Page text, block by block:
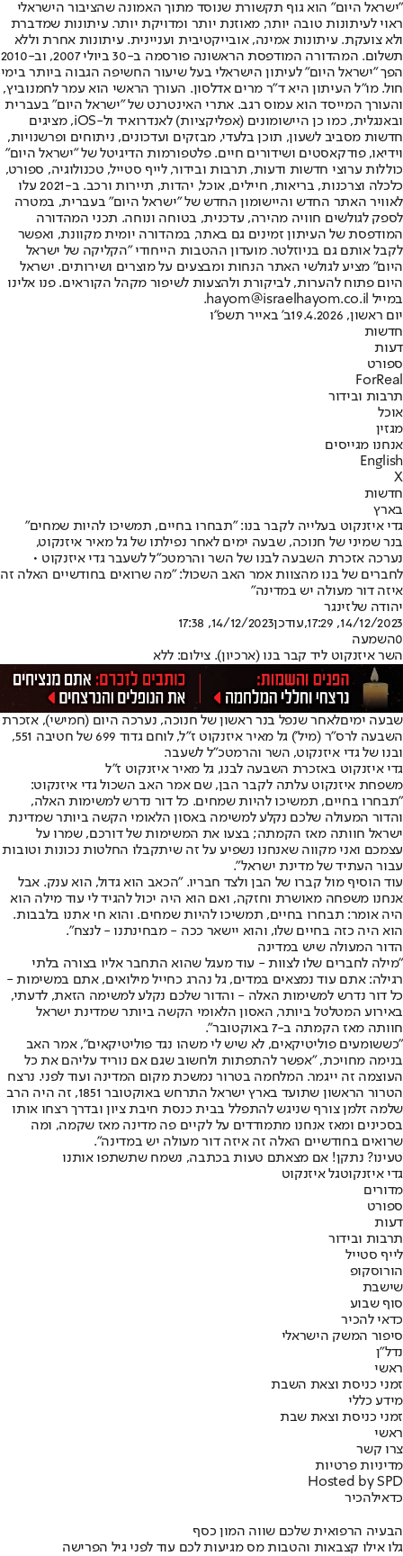
"ישראל היום" הוא גוף תקשורת שנוסד מתוך האמונה שהציבור הישראלי
ראוי לעיתונות טובה יותר, מאוזנת יותר ומדויקת יותר. עיתונות שמדברת
ולא צועקת. עיתונות אמינה, אובייקטיבית ועניינית. עיתונות אחרת וללא
תשלום. המהדורה המודפסת הראשונה פורסמה ב-30 ביולי 2007, וב-2010
הפך "ישראל היום" לעיתון הישראלי בעל שיעור החשיפה הגבוה ביותר בימי
חול. מו"ל העיתון היא ד"ר מרים אדלסון. העורך הראשי הוא עמר לחמנוביץ,
והעורך המייסד הוא עמוס רגב. אתרי האינטרנט של "ישראל היום" בעברית
ובאנגלית, כמו כן היישומונים (אפליקציות) לאנדרואיד ול-iOS, מציגים
חדשות מסביב לשעון, תוכן בלעדי, מבזקים ועדכונים, ניתוחים ופרשנויות,
וידיאו, פודקאסטים ושידורים חיים. פלטפורמות הדיגיטל של "ישראל היום"
כוללות ערוצי חדשות ודעות, תרבות ובידור, לייף סטייל, טכנולוגיה, ספורט,
כלכלה וצרכנות, בריאות, חיילים, אוכל, יהדות, תיירות ורכב. ב-2021 עלו
לאוויר האתר החדש והיישומון החדש של "ישראל היום" בעברית, במטרה
לספק לגולשים חוויה מהירה, עדכנית, בטוחה ונוחה. תכני המהדורה
המודפסת של העיתון זמינים גם באתר, במהדורה יומית מקוונת, ואפשר
לקבל אותם גם בניוזלטר. מועדון ההטבות הייחודי "הקליקה של ישראל
היום" מציע לגולשי האתר הנחות ומבצעים על מוצרים ושירותים. ישראל
היום פתוח להערות, לביקורת ולהצעות לשיפור מקהל הקוראים. פנו אלינו
במייל hayom@israelhayom.co.il.
יום ראשון, 19.4.2026
ב' באייר תשפ"ו
חדשות
דעות
ספורט
ForReal
תרבות ובידור
אוכל
מגזין
אנחנו מגייסים
English
X
חדשות
בארץ
גדי איזנקוט בעלייה לקבר בנו: "תבחרו בחיים, תמשיכו להיות שמחים"
בנר שמיני של חנוכה, שבעה ימים לאחר נפילתו של גל מאיר איזנקוט,
נערכה אזכרת השבעה לבנו של השר והרמטכ"ל לשעבר גדי איזנקוט •
לחברים של בנו מהצוות אמר האב השכול: "מה שרואים בחודשיים האלה זה
איזה דור מעולה יש במדינה"
יהודה שלזינגר
14/12/2023, 17:29
,עודכן14/12/2023, 17:38
0השמעה
השר איזנקוט ליד קבר בנו (ארכיון). צילום: ללא
שבעה ימיםלאחר שנפל בנר ראשון של חנוכה, נערכה היום (חמישי), אזכרת
השבעה לרס"ר (מיל') גל מאיר איזנקוט ז"ל, לוחם גדוד 699 של חטיבה 551,
ובנו של גדי איזנקוט, השר והרמטכ"ל לשעבר.
גדי איזנקוט באזכרת השבעה לבנו, גל מאיר איזנקוט ז״ל
משפחת איזנקוט עלתה לקבר הבן, שם אמר האב השכול גדי איזנקוט:
"תבחרו בחיים, תמשיכו להיות שמחים. כל דור נדרש למשימות האלה,
והדור המעולה שלכם נקלע למשימה באסון הלאומי הקשה ביותר שמדינת
ישראל חוותה מאז הקמתה; בצעו את המשימות של דורכם, שמרו על
עצמכם ואני מקווה שאנחנו נשפיע על זה שיתקבלו החלטות נכונות וטובות
עבור העתיד של מדינת ישראל״.
עוד הוסיף מול קברו של הבן ולצד חבריו. "הכאב הוא גדול, הוא ענק. אבל
אנחנו משפחה מאושרת וחזקה, ואם הוא היה יכול להגיד לי עוד מילה הוא
היה אומר: תבחרו בחיים, תמשיכו להיות שמחים. והוא חי אתנו בלבבות.
הוא היה כזה בחיים שלו, והוא יישאר ככה - מבחינתנו - לנצח".
הדור המעולה שיש במדינה
"מילה לחברים שלו לצוות - עוד מעגל שהוא התחבר אליו בצורה בלתי
רגילה: אתם עוד נמצאים במדים, גל נהרג כחייל מילואים, אתם במשימות -
כל דור נדרש למשימות האלה - והדור שלכם נקלע למשימה הזאת, לדעתי,
באירוע המטלטל ביותר, האסון הלאומי הקשה ביותר שמדינת ישראל
חוותה מאז הקמתה ב-7 באוקטובר".
"כששומעים פוליטיקאים, לא שיש לי משהו נגד פוליטיקאים", אמר האב
בנימה מחויכת, "אפשר להתפתות ולחשוב שגם אם נוריד עליהם את כל
העוצמה זה ייגמר. המלחמה בטרור נמשכת מקום המדינה ועוד לפני. נרצח
הטרור הראשון שתועד בארץ ישראל התרחש באוקטובר 1851, זה היה הרב
שלמה זלמן צורף שניגש להתפלל בבית כנסת חיבת ציון ובדרך רצחו אותו
בסכינים ומאז אנחנו מתמודדים על לקיים פה מדינה מאז שקמה, ומה
שרואים בחודשיים האלה זה איזה דור מעולה יש במדינה".
טעינו? נתקן! אם מצאתם טעות בכתבה, נשמח שתשתפו אותנו
גדי איזנקוטגל איזנקוט
מדורים
ספורט
דעות
תרבות ובידור
לייף סטייל
הורוסקופ
שישבת
סוף שבוע
כדאי להכיר
סיפור המשק הישראלי
נדל"ן
ראשי
זמני כניסת וצאת השבת
מידע כללי
זמני כניסת וצאת שבת
ראשי
צרו קשר
מדיניות פרטיות
Hosted by SPD
כדאילהכיר
הבעיה הרפואית שלכם שווה המון כסף
גלו אילו קצבאות והטבות מס מגיעות לכם עוד לפני גיל הפרישה